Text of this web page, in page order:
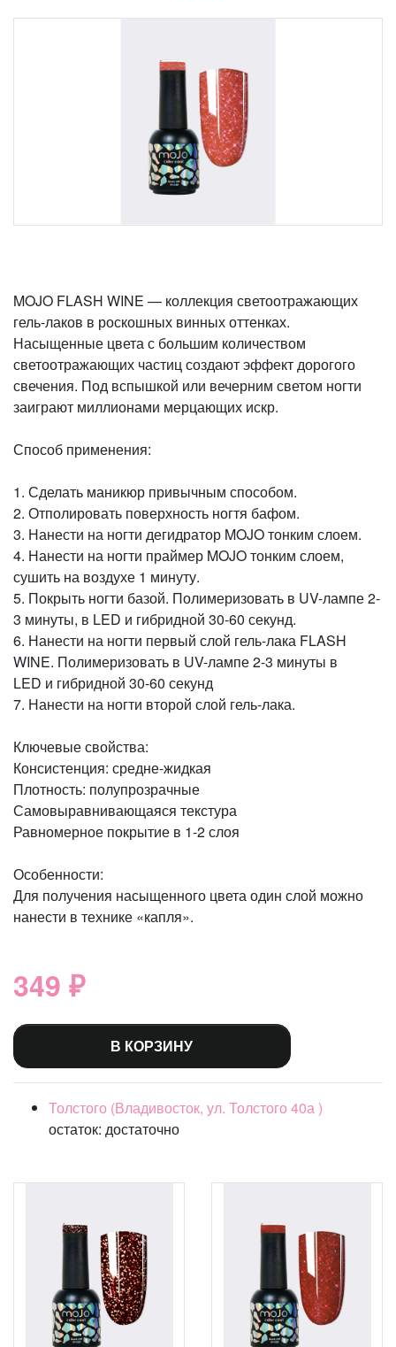
MOJO FLASH WINE — коллекция светоотражающих
гель-лаков в роскошных винных оттенках.
Насыщенные цвета с большим количеством
светоотражающих частиц создают эффект дорогого
свечения. Под вспышкой или вечерним светом ногти
заиграют миллионами мерцающих искр.
Способ применения:
1. Сделать маникюр привычным способом.
2. Отполировать поверхность ногтя бафом.
3. Нанести на ногти дегидратор MOJO тонким слоем.
4. Нанести на ногти праймер MOJO тонким слоем,
сушить на воздухе 1 минуту.
5. Покрыть ногти базой. Полимеризовать в UV-лампе 2-
3 минуты, в LED и гибридной 30-60 секунд.
6. Нанести на ногти первый слой гель-лака FLASH
WINE. Полимеризовать в UV-лампе 2-3 минуты в
LED и гибридной 30-60 секунд
7. Нанести на ногти второй слой гель-лака.
Ключевые свойства:
Консистенция: средне-жидкая
Плотность: полупрозрачные
Самовыравнивающаяся текстура
Равномерное покрытие в 1-2 слоя
Особенности:
Для получения насыщенного цвета один слой можно
нанести в технике «капля».
349 ₽
В КОРЗИНУ
Толстого (Владивосток, ул. Толстого 40а )
остаток: достаточно